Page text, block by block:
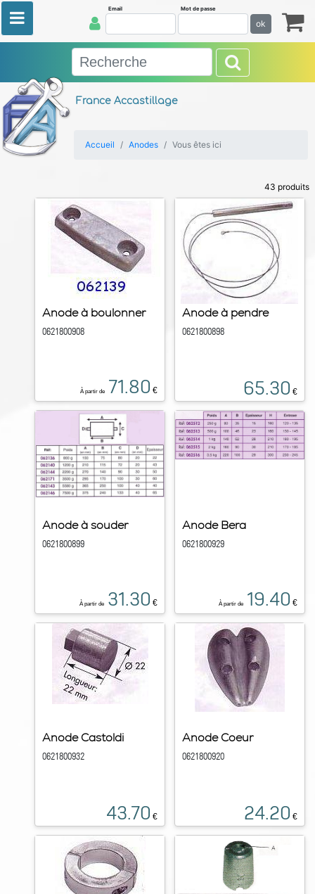
France Accastillage
Email Mot de passe
ok
Accueil Anodes Vous êtes ici
43 produits
Anode à boulonner
0621800908
À partir de 71.80 €
Anode à pendre
0621800898
65.30 €
Anode à souder
0621800899
À partir de 31.30 €
Anode Bera
0621800929
À partir de 19.40 €
Anode Castoldi
0621800932
43.70 €
Anode Coeur
0621800920
24.20 €